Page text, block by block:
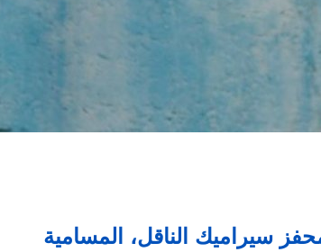
سيراميك الناقل، المسامية